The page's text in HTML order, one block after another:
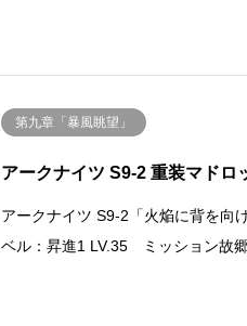
第九章「暴風眺望」
アークナイツ S9-2 重装マドロ
アークナイツ S9-2「火焔に背を向
ベル：昇進1 LV.35 ミッション故